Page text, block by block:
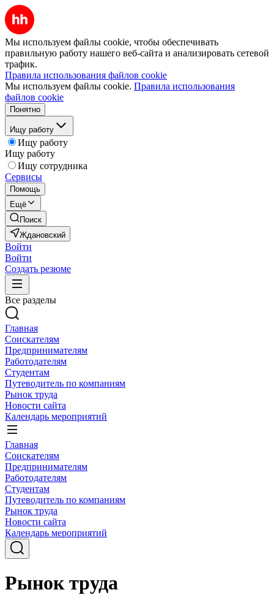
Мы используем файлы cookie, чтобы обеспечивать
правильную работу нашего веб-сайта и анализировать сетевой
трафик.
Правила использования файлов cookie
Мы используем файлы cookie. Правила использования
файлов cookie
Понятно
Ищу работу
Ищу работу
Ищу работу
Ищу сотрудника
Сервисы
Помощь
Ещё
Поиск
Ждановский
Войти
Войти
Создать резюме
Все разделы
Главная
Соискателям
Предпринимателям
Работодателям
Студентам
Путеводитель по компаниям
Рынок труда
Новости сайта
Календарь мероприятий
Главная
Соискателям
Предпринимателям
Работодателям
Студентам
Путеводитель по компаниям
Рынок труда
Новости сайта
Календарь мероприятий
Рынок труда